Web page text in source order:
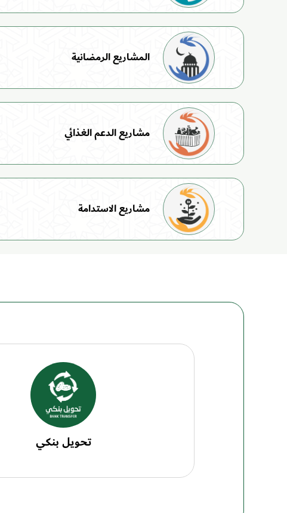
المشاريع الرمضانية
مشاريع الدعم الغذائي
مشاريع الاستدامة
تحويل بنكي